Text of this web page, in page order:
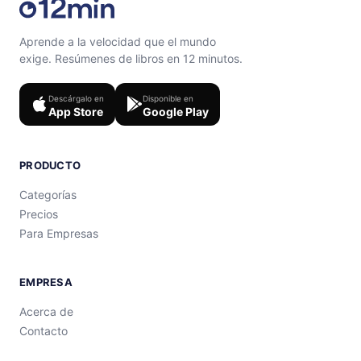
Aprende a la velocidad que el mundo
exige. Resúmenes de libros en 12 minutos.
Descárgalo en
App Store
Disponible en
Google Play
PRODUCTO
Categorías
Precios
Para Empresas
EMPRESA
Acerca de
Contacto